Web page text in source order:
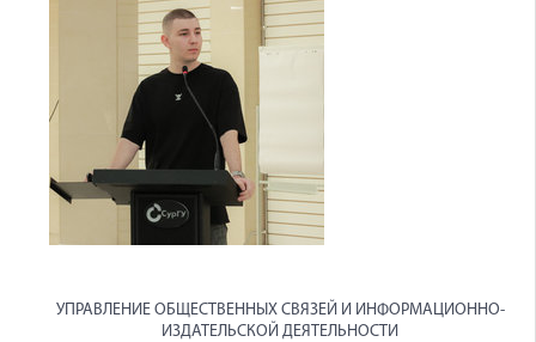
УПРАВЛЕНИЕ ОБЩЕСТВЕННЫХ СВЯЗЕЙ И ИНФОРМАЦИОННО-
ИЗДАТЕЛЬСКОЙ ДЕЯТЕЛЬНОСТИ